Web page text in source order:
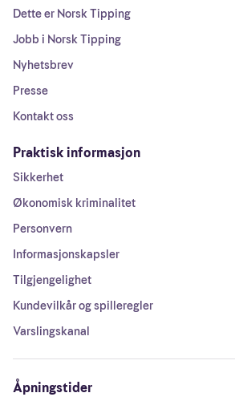
Dette er Norsk Tipping
Jobb i Norsk Tipping
Nyhetsbrev
Presse
Kontakt oss
Praktisk informasjon
Sikkerhet
Økonomisk kriminalitet
Personvern
Informasjonskapsler
Tilgjengelighet
Kundevilkår og spilleregler
Varslingskanal
Åpningstider